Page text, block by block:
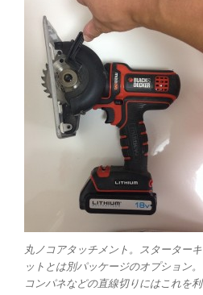
丸ノコアタッチメント。スターターキ
ットとは別パッケージのオプション。
コンパネなどの直線切りにはこれを利